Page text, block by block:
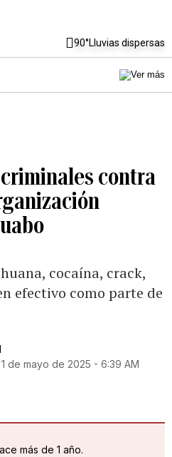
90°Lluvias dispersas
contra
cocaína, crack,
efectivo como parte de
1 de mayo de 2025 - 6:39 AM
más de 1 año.